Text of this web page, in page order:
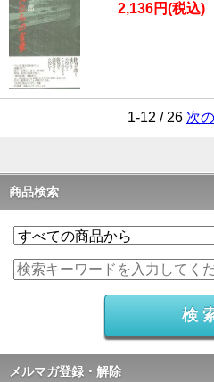
2,136円(税込)
1-12 / 26 次
商品検索
メルマガ登録・解除